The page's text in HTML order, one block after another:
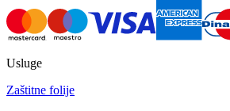
Usluge
Zaštitne folije